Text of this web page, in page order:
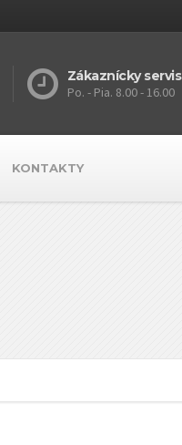
Zákaznícky servis
Po. - Pia. 8.00 - 16.00
KONTAKTY